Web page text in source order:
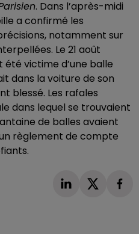
. Dans l’après-midi
a confirmé les
notamment sur
Le 21 août
été victime d’une balle
dans la voiture de son
blessé. Les rafales
dans lequel se trouvaient
de balles avaient
règlement de compte